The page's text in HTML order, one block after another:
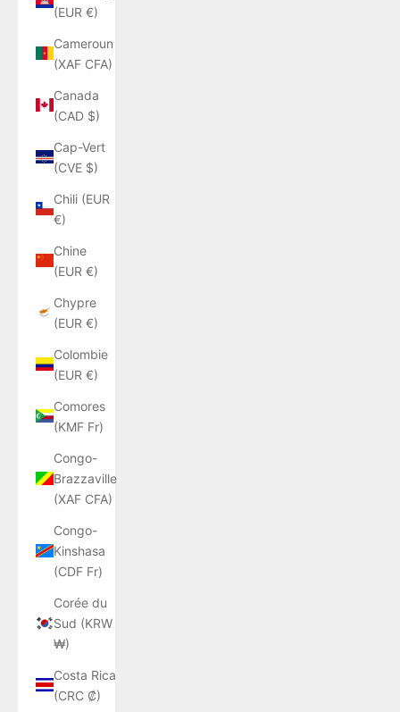
(EUR €)
Cameroun
(XAF CFA)
Canada
(CAD $)
Cap-Vert
(CVE $)
Chili (EUR
€)
Chine
(EUR €)
Chypre
(EUR €)
Colombie
(EUR €)
Comores
(KMF Fr)
Congo-
Brazzaville
(XAF CFA)
Congo-
Kinshasa
(CDF Fr)
Corée du
Sud (KRW
₩)
Costa Rica
(CRC ₡)